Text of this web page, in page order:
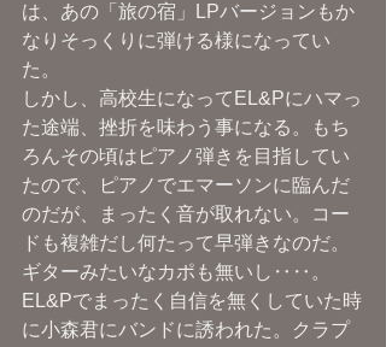
は、あの「旅の宿」LPバージョンもか
なりそっくりに弾ける様になってい
た。
しかし、高校生になってEL&Pにハマっ
た途端、挫折を味わう事になる。もち
ろんその頃はピアノ弾きを目指してい
たので、ピアノでエマーソンに臨んだ
のだが、まったく音が取れない。コー
ドも複雑だし何たって早弾きなのだ。
ギターみたいなカポも無いし‥‥。
EL&Pでまったく自信を無くしていた時
に小森君にバンドに誘われた。クラプ